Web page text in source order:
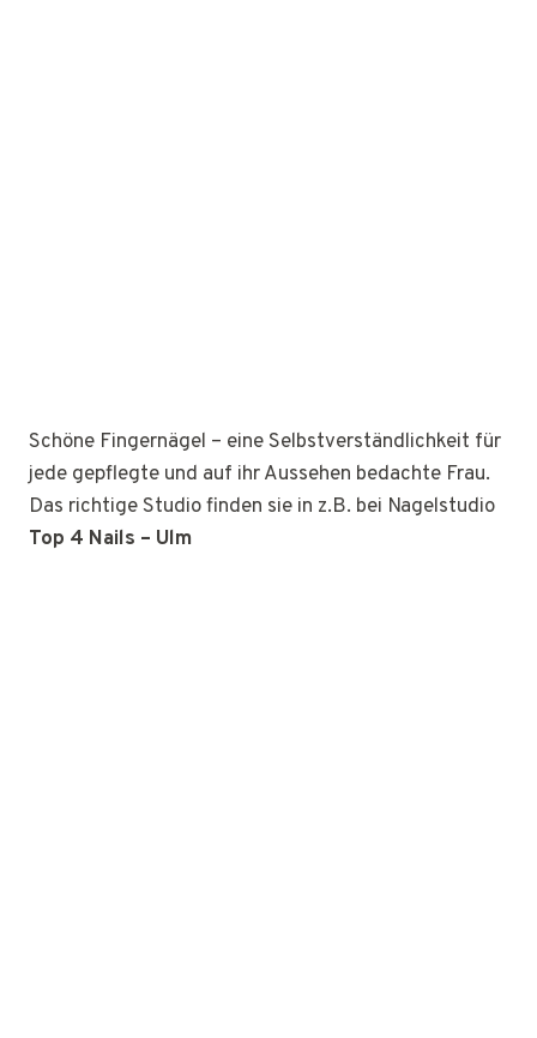
Schöne Fingernägel – eine Selbstverständlichkeit für
jede gepflegte und auf ihr Aussehen bedachte Frau.
Das richtige Studio finden sie in z.B. bei Nagelstudio
Top 4 Nails – Ulm